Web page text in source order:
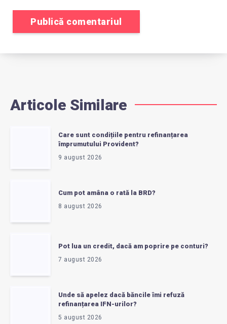
Articole Similare
Care sunt condițiile pentru refinanțarea
împrumutului Provident?
9 august 2026
Cum pot amâna o rată la BRD?
8 august 2026
Pot lua un credit, dacă am poprire pe conturi?
7 august 2026
Unde să apelez dacă băncile îmi refuză
refinanțarea IFN-urilor?
5 august 2026